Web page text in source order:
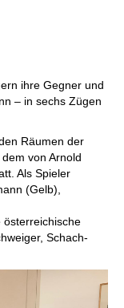
ihre Gegner und
– in sechs Zügen
Räumen der
von Arnold
Als Spieler
(Gelb),
österreichische
Schach-